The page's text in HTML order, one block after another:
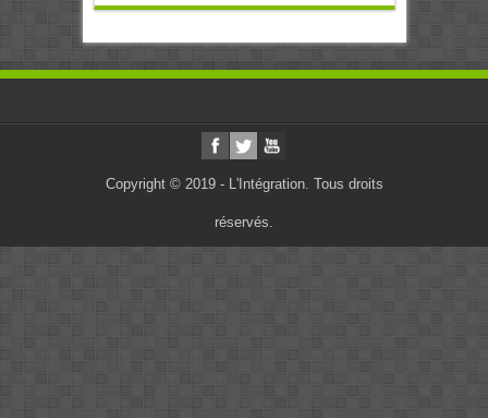
Copyright © 2019 - L'Intégration. Tous droits
réservés.